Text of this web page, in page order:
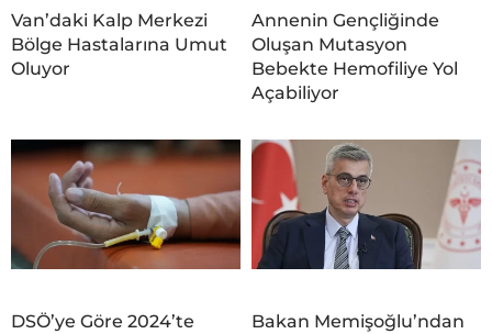
Van’daki Kalp Merkezi
Bölge Hastalarına Umut
Oluyor
Annenin Gençliğinde
Oluşan Mutasyon
Bebekte Hemofiliye Yol
Açabiliyor
DSÖ’ye Göre 2024’te
Bakan Memişoğlu’ndan